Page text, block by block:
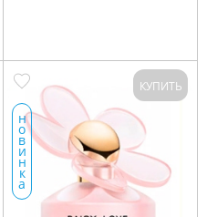
КУПИТЬ
н
о
в
и
н
к
а